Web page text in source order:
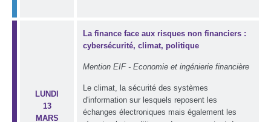
LUNDI
13
MARS
La finance face aux risques non financiers :
cybersécurité, climat, politique
Mention EIF - Economie et ingénierie financière
Le climat, la sécurité des systèmes
d'information sur lesquels reposent les
échanges électroniques mais également les